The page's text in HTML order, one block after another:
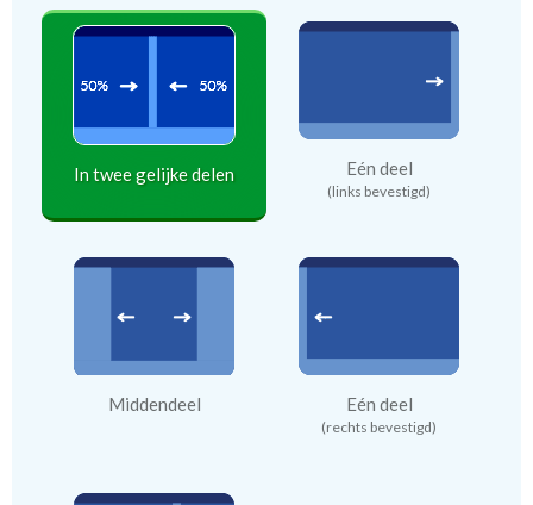
In twee gelijke delen Eén deel
(links bevestigd)
Middendeel Eén deel
(rechts bevestigd)